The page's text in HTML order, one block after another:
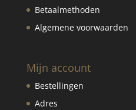
Betaalmethoden
Algemene voorwaarden
Mijn account
Bestellingen
Adres